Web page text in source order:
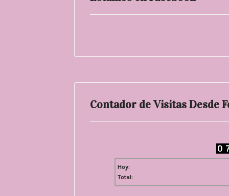
Contador de Visitas Desde
Hoy:
Total: